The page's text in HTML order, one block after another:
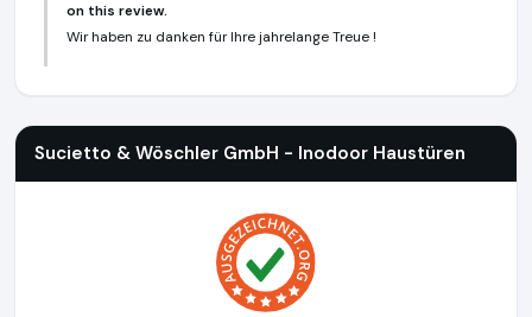
on this review.
Wir haben zu danken für Ihre jahrelange Treue !
Sucietto & Wöschler GmbH - Inodoor Haustüren